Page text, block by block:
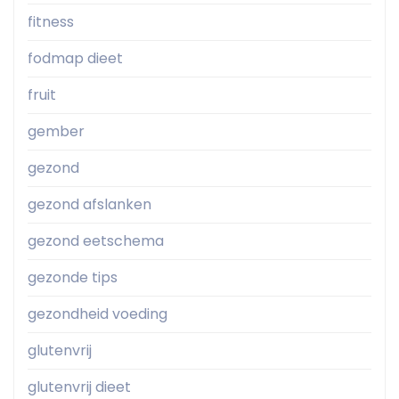
fitness
fodmap dieet
fruit
gember
gezond
gezond afslanken
gezond eetschema
gezonde tips
gezondheid voeding
glutenvrij
glutenvrij dieet